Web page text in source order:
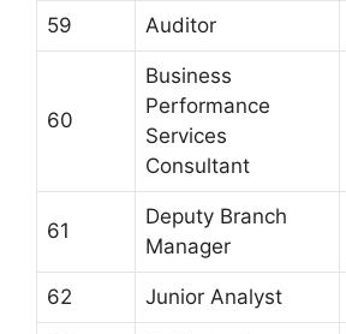
59 Auditor
60
Business
Performance
Services
Consultant
61
Deputy Branch
Manager
62 Junior Analyst